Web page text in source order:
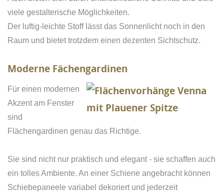
viele gestalterische Möglichkeiten.
Der luftig-leichte Stoff lässt das Sonnenlicht noch in den
Raum und bietet trotzdem einen dezenten Sichtschutz.
Moderne Fächengardinen
Für einen modernen
Akzent am Fenster
sind
Flächengardinen genau das Richtige.
Sie sind nicht nur praktisch und elegant - sie schaffen auch
ein tolles Ambiente. An einer Schiene angebracht können
Schiebepaneele variabel dekoriert und jederzeit